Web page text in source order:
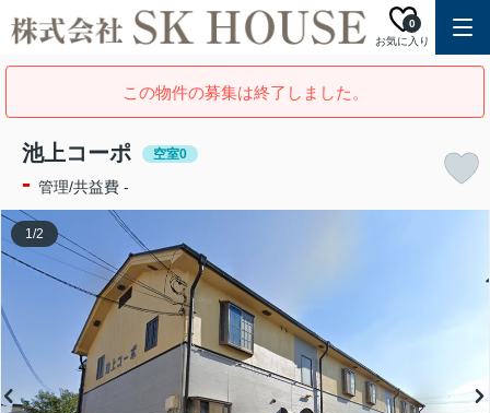
お気に入り
0
この物件の募集は終了しました。
池上コーポ 空室0
- 管理/共益費 -
1/2